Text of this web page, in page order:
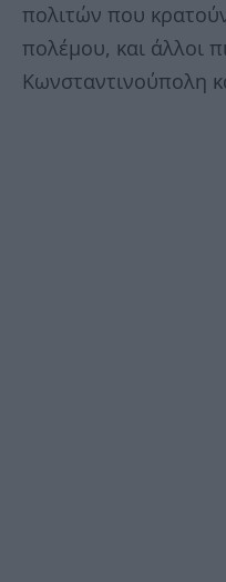
πολιτών που
πολέμου, και άλλοι
Κωνσταντινούπολη